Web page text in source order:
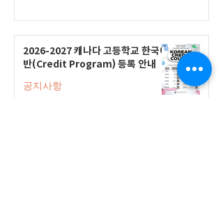
2026-2027 캐나다 고등학교 한국어
반(Credit Program) 등록 안내
공지사항